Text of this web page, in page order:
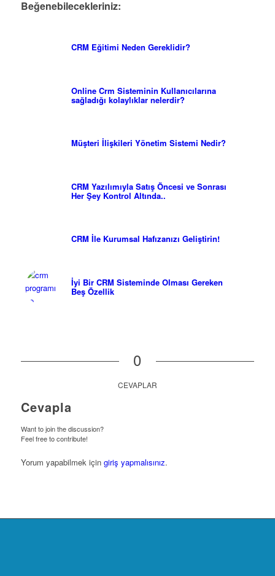
Beğenebilecekleriniz:
CRM Eğitimi Neden Gereklidir?
Online Crm Sisteminin Kullanıcılarına
sağladığı kolaylıklar nelerdir?
Müşteri İlişkileri Yönetim Sistemi Nedir?
CRM Yazılımıyla Satış Öncesi ve Sonrası
Her Şey Kontrol Altında..
CRM İle Kurumsal Hafızanızı Geliştirin!
İyi Bir CRM Sisteminde Olması Gereken
Beş Özellik
0
CEVAPLAR
Cevapla
Want to join the discussion?
Feel free to contribute!
Yorum yapabilmek için giriş yapmalısınız.